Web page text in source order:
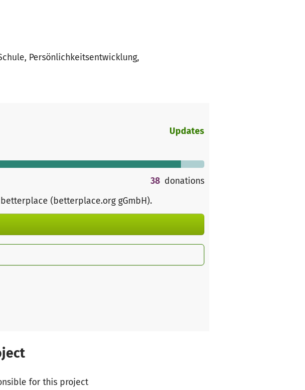
Persönlichkeitsentwicklung,
Updates
38 donations
betterplace (betterplace.org gGmbH).
for this project